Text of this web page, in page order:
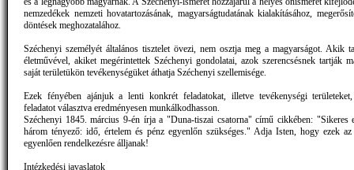
nemzedékek nemzeti hovatartozásának, magyarságtudatának kialakításához,
döntések meghozatalához.
Széchenyi személyét általános tisztelet övezi, nem osztja meg a magyarságot. Akik
életművével, akiket megérintettek Széchenyi gondolatai, azok szerencsésnek tartják
saját területükön tevékenységüket áthatja Széchenyi szellemisége.
Ezek fényében ajánjuk a lenti konkrét feladatokat, illetve tevékenységi
feladatot választva eredményesen munkálkodhasson.
Széchenyi 1845. március 9-én írja a "Duna-tiszai csatorna" című cikkében: "Sikeres
három tényező: idő, értelem és pénz egyenlőn szükséges." Adja Isten, hogy ezek az
egyenlően rendelkezésre álljanak!
Intézkedési javaslatok